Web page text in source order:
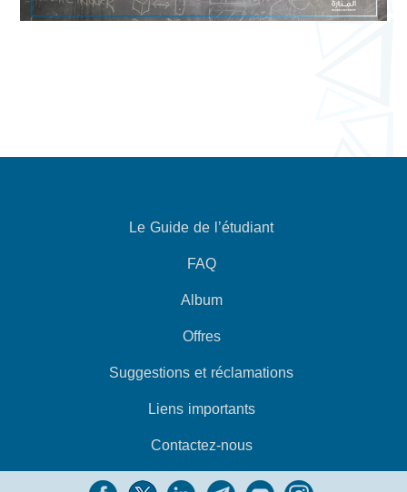
Le Guide de l’étudiant
FAQ
Album
Offres
Suggestions et réclamations
Liens importants
Contactez-nous